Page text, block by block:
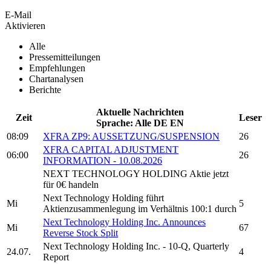
E-Mail
Aktivieren
Alle
Pressemitteilungen
Empfehlungen
Chartanalysen
Berichte
Zeit
Aktuelle Nachrichten
Sprache: Alle DE EN
Leser
08:09
XFRA ZP9: AUSSETZUNG/SUSPENSION
26
06:00
XFRA CAPITAL ADJUSTMENT
INFORMATION - 10.08.2026
26
NEXT TECHNOLOGY HOLDING Aktie jetzt
für 0€ handeln
Mi
Next Technology Holding führt
Aktienzusammenlegung im Verhältnis 100:1 durch
5
Mi
Next Technology Holding Inc. Announces
Reverse Stock Split
67
24.07.
Next Technology Holding Inc. - 10-Q, Quarterly
Report
4